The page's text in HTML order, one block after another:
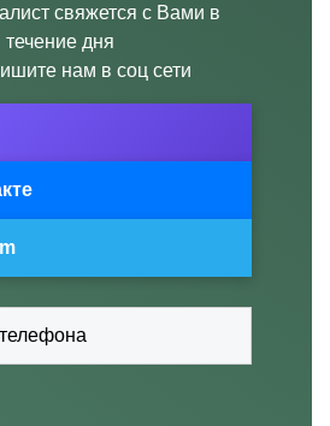
свяжется с Вами в
течение дня
нам в соц сети